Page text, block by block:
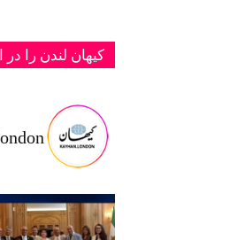
کیهان لندن را در
دانمارک؛ یادبود دو پادشاه فقید